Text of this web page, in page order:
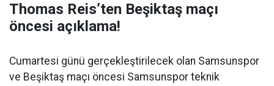
Thomas Reis’ten Beşiktaş maçı
öncesi açıklama!
Cumartesi günü gerçekleştirilecek olan Samsunspor
ve Beşiktaş maçı öncesi Samsunspor teknik